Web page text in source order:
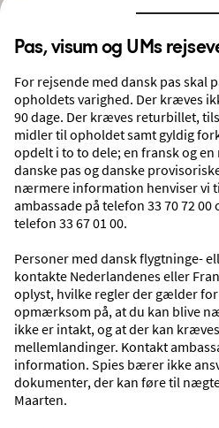
DATO
08-09-2026 11-09-2026
2 voksne, Economy
SØG
Oplev vores
Pas, visum og UMs
For rejsende med dansk pas skal
opholdets varighed. Der kræves
90 dage. Der kræves returbillet,
midler til opholdet samt gyldig
opdelt i to to dele; en fransk og
danske pas og danske
nærmere information henviser vi
ambassade på telefon 33 70 72
telefon 33 67 01 00.
Personer med dansk flygtninge-
kontakte Nederlandenes eller
oplyst, hvilke regler der gælder
opmærksom på, at du kan blive
ikke er intakt, og at der kan
mellemlandinger. Kontakt
information. Spies bærer ikke
dokumenter, der kan føre til
Maarten.